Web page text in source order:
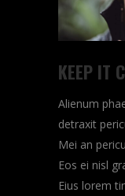
KEEP IT
Alienum
detraxit
Mei an
Eos ei nisl
Eius lorem